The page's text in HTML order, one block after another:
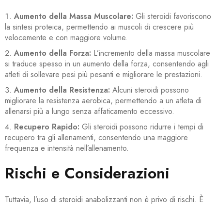
Aumento della Massa Muscolare: Gli steroidi favoriscono
la sintesi proteica, permettendo ai muscoli di crescere più
velocemente e con maggiore volume.
Aumento della Forza: L’incremento della massa muscolare
si traduce spesso in un aumento della forza, consentendo agli
atleti di sollevare pesi più pesanti e migliorare le prestazioni.
Aumento della Resistenza: Alcuni steroidi possono
migliorare la resistenza aerobica, permettendo a un atleta di
allenarsi più a lungo senza affaticamento eccessivo.
Recupero Rapido: Gli steroidi possono ridurre i tempi di
recupero tra gli allenamenti, consentendo una maggiore
frequenza e intensità nell’allenamento.
Rischi e Considerazioni
Tuttavia, l’uso di steroidi anabolizzanti non è privo di rischi. È